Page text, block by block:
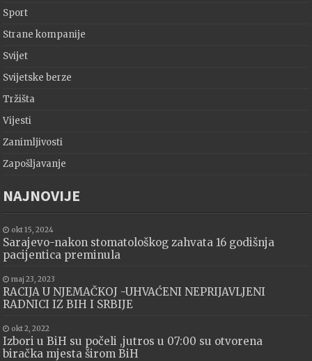
Sport
Strane kompanije
Svijet
Svijetske berze
Tržišta
Vijesti
Zanimljivosti
Zapošljavanje
NAJNOVIJE
okt 15, 2024
Sarajevo-nakon stomatološkog zahvata 16 godišnja
pacijentica preminula
maj 23, 2023
RACIJA U NJEMAČKOJ -UHVAĆENI NEPRIJAVLJENI
RADNICI IZ BIH I SRBIJE
okt 2, 2022
Izbori u BiH su počeli ,jutros u 07:00 su otvorena
biračka mjesta širom BiH